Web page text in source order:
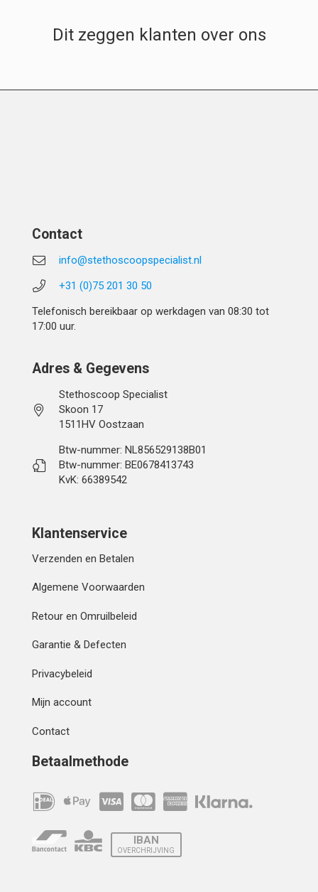
Dit zeggen klanten over ons
Contact
info@stethoscoopspecialist.nl
+31 (0)75 201 30 50
Telefonisch bereikbaar op werkdagen van 08:30 tot
17:00 uur.
Adres & Gegevens
Stethoscoop Specialist
Skoon 17
1511HV Oostzaan
Btw-nummer: NL856529138B01
Btw-nummer: BE0678413743
KvK: 66389542
Klantenservice
Verzenden en Betalen
Algemene Voorwaarden
Retour en Omruilbeleid
Garantie & Defecten
Privacybeleid
Mijn account
Contact
Betaalmethode
IBAN
OVERCHRIJVING